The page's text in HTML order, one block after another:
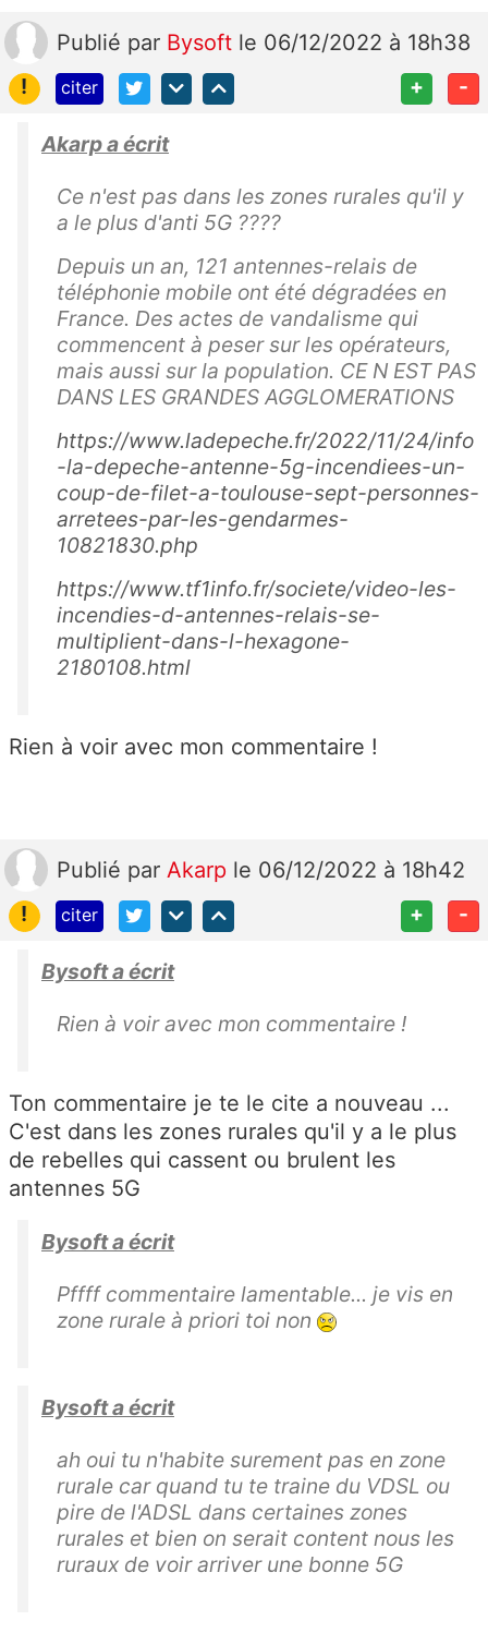
Publié par Bysoft le 06/12/2022 à 18h38
!
citer + -
Akarp a écrit
Ce n'est pas dans les zones rurales qu'il y
a le plus d'anti 5G ????
Depuis un an, 121 antennes-relais de
téléphonie mobile ont été dégradées en
France. Des actes de vandalisme qui
commencent à peser sur les opérateurs,
mais aussi sur la population. CE N EST PAS
DANS LES GRANDES AGGLOMERATIONS
https://www.ladepeche.fr/2022/11/24/info
-la-depeche-antenne-5g-incendiees-un-
coup-de-filet-a-toulouse-sept-personnes-
arretees-par-les-gendarmes-
10821830.php
https://www.tf1info.fr/societe/video-les-
incendies-d-antennes-relais-se-
multiplient-dans-l-hexagone-
2180108.html
Rien à voir avec mon commentaire !
Publié par Akarp le 06/12/2022 à 18h42
!
citer + -
Bysoft a écrit
Rien à voir avec mon commentaire !
Ton commentaire je te le cite a nouveau ...
C'est dans les zones rurales qu'il y a le plus
de rebelles qui cassent ou brulent les
antennes 5G
Bysoft a écrit
Pffff commentaire lamentable... je vis en
zone rurale à priori toi non
Bysoft a écrit
ah oui tu n'habite surement pas en zone
rurale car quand tu te traine du VDSL ou
pire de l'ADSL dans certaines zones
rurales et bien on serait content nous les
ruraux de voir arriver une bonne 5G